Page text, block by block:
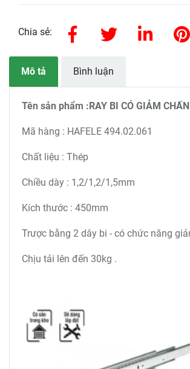
Chia sẻ:
Mô tả Bình luận
Tên sản phẩm :RAY BI CÓ GIẢM
Mã hàng : HAFELE 494.02.061
Chất liệu : Thép
Chiều dày : 1,2/1,2/1,5mm
Kích thước : 450mm
Trược bằng 2 dây bi - có chức năng
Chịu tải lên đến 30kg .